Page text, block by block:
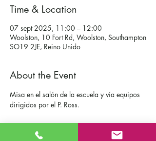
Time & Location
07 sept 2025, 11:00 – 12:00
Woolston, 10 Fort Rd, Woolston, Southampton
SO19 2JE, Reino Unido
About the Event
Misa en el salón de la escuela y vía equipos
dirigidos por el P. Ross.